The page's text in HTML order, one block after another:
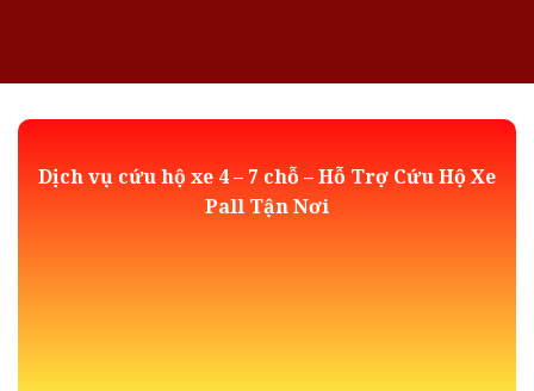
Dịch vụ cứu hộ xe 4 – 7 chỗ – Hỗ Trợ Cứu Hộ Xe
Pall Tận Nơi